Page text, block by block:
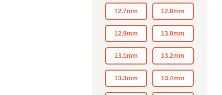
12.7mm 12.8mm
12.9mm 13.0mm
13.1mm 13.2mm
13.3mm 13.4mm